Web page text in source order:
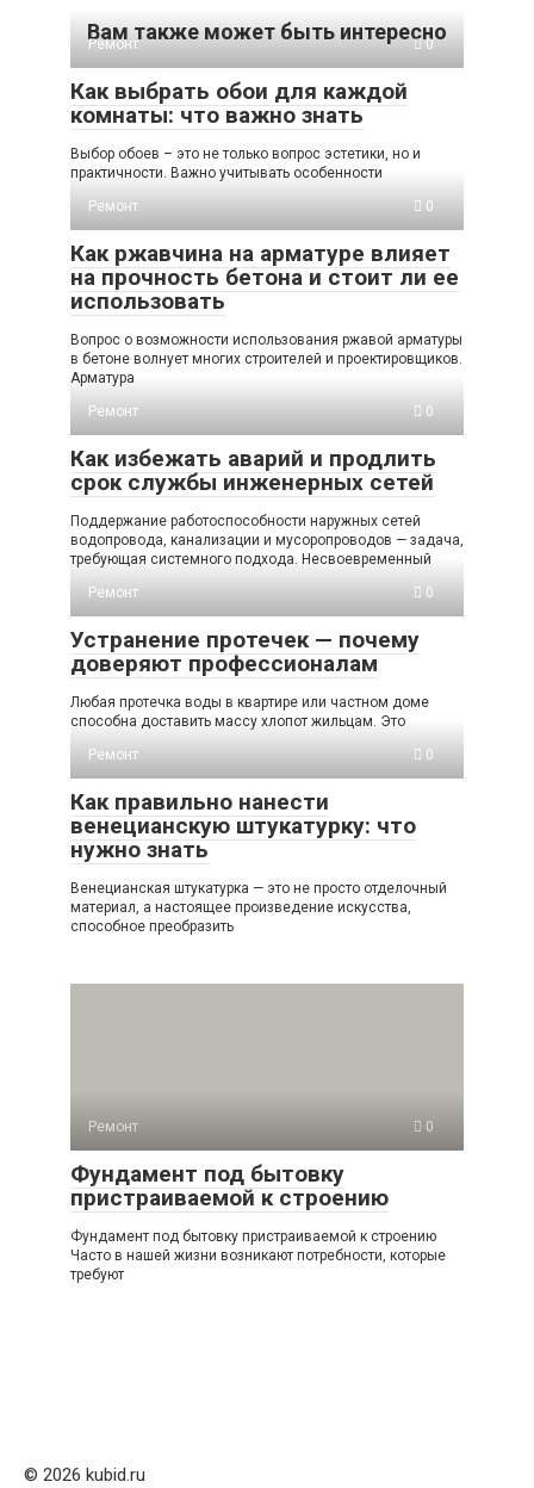
Вам также может быть интересно
Ремонт 0
Как выбрать обои для каждой
комнаты: что важно знать
Выбор обоев – это не только вопрос эстетики, но и
практичности. Важно учитывать особенности
Ремонт
0
Как ржавчина на арматуре влияет
на прочность бетона и стоит ли ее
использовать
Вопрос о возможности использования ржавой арматуры
в бетоне волнует многих строителей и проектировщиков.
Арматура
Ремонт
0
Как избежать аварий и продлить
срок службы инженерных сетей
Поддержание работоспособности наружных сетей
водопровода, канализации и мусоропроводов — задача,
требующая системного подхода. Несвоевременный
Ремонт
0
Устранение протечек — почему
доверяют профессионалам
Любая протечка воды в квартире или частном доме
способна доставить массу хлопот жильцам. Это
Ремонт
0
Как правильно нанести
венецианскую штукатурку: что
нужно знать
Венецианская штукатурка — это не просто отделочный
материал, а настоящее произведение искусства,
способное преобразить
Ремонт 0
Фундамент под бытовку
пристраиваемой к строению
Фундамент под бытовку пристраиваемой к строению
Часто в нашей жизни возникают потребности, которые
требуют
© 2026 kubid.ru